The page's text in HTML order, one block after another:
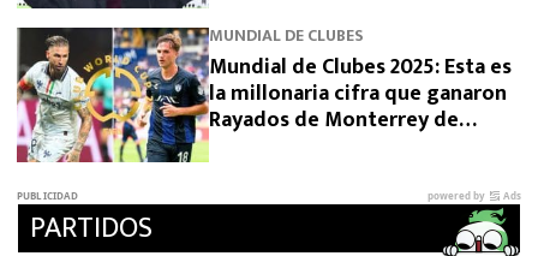
MUNDIAL DE CLUBES
Mundial de Clubes 2025: Esta es
la millonaria cifra que ganaron
Rayados de Monterrey de